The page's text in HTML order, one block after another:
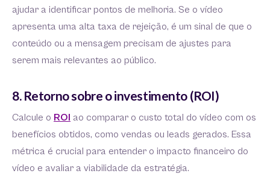
ajudar a identificar pontos de melhoria. Se o vídeo
apresenta uma alta taxa de rejeição, é um sinal de que o
conteúdo ou a mensagem precisam de ajustes para
serem mais relevantes ao público.
8. Retorno sobre o investimento (ROI)
Calcule o ROI ao comparar o custo total do vídeo com os
benefícios obtidos, como vendas ou leads gerados. Essa
métrica é crucial para entender o impacto financeiro do
vídeo e avaliar a viabilidade da estratégia.